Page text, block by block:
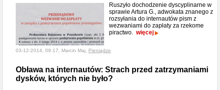
Ruszyło dochodzenie dyscyplinarne w
sprawie Artura G., adwokata znanego z
rozsyłania do internautów pism z
wezwaniami do zapłaty za rzekome
piractwo. więcej
03-12-2014, 09:17, Marcin Maj, Pieniądze
Obława na internautów: Strach przed zatrzymaniami
dysków, których nie było?